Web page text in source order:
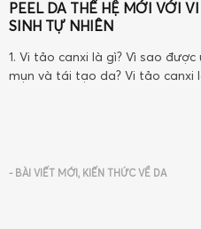
PEEL DA THẾ HỆ MỚI VỚI
SINH TỰ NHIÊN
1. Vi tảo canxi là gì? Vì sao
mụn và tái tạo da? Vi tảo
- BÀI VIẾT MỚI, KIẾN THỨC VỀ DA